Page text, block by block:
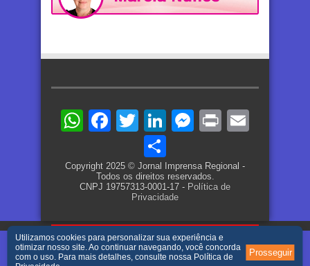
WhatsApp
Facebook
TwitterLinkedIn
Messenger
Print
Copyright 2025 © Jornal Imprensa Regional -
Todos os direitos reservados.
CNPJ 19757313-0001-17 - Política de
Privacidade
Utilizamos cookies para personalizar sua experiência e
otimizar nosso site. Ao continuar navegando, você concorda
com o uso. Para mais detalhes, consulte nossa Política de
Prosseguir